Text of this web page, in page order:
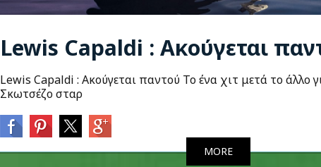
Lewis Capaldi : Ακούγεται
Lewis Capaldi : Ακούγεται παντού Το ένα χιτ μετά το άλλο
Σκωτσέζο σταρ
MORE